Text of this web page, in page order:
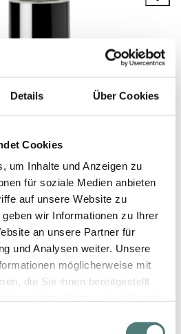
Details Über Cookies
Cookies
um Inhalte und Anzeigen zu
für soziale Medien anbieten
auf unsere Website zu
wir Informationen zu Ihrer
an unsere Partner für
und Analysen weiter. Unsere
möglicherweise mit
die Sie ihnen bereitgestellt
Maisondieu EdP Nat. Spray